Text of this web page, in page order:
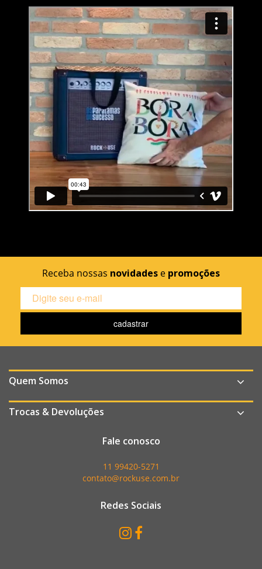
Receba nossas novidades e promoções
Quem Somos
Trocas & Devoluções
Fale conosco
11 99420-5271
contato@rockuse.com.br
Redes Sociais